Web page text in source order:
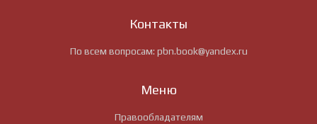
Контакты
По всем вопросам: pbn.book@yandex.ru
Меню
Правообладателям